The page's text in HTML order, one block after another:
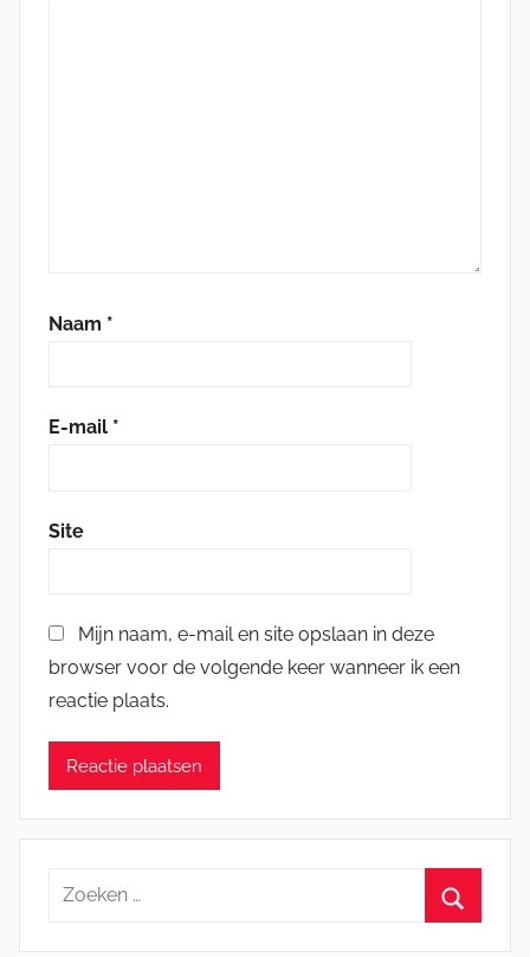
Naam *
E-mail *
Site
Mijn naam, e-mail en site opslaan in deze
browser voor de volgende keer wanneer ik een
reactie plaats.
Zoeken